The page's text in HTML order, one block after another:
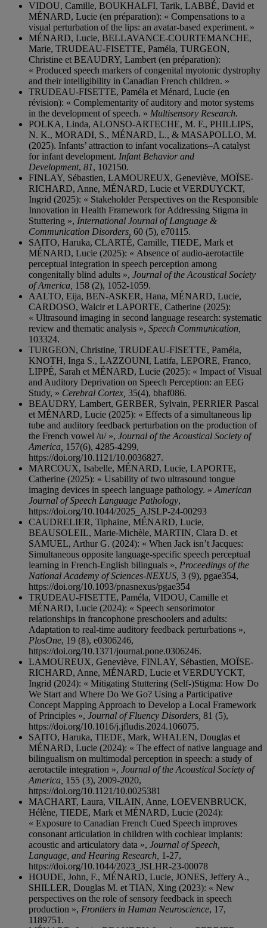
VIDOU, Camille, BOUKHALFI, Tarik, LABBÉ, David et
MÉNARD, Lucie (en préparation): « Compensations to a
visual perturbation of the lips: an avatar-based experiment. »
MÉNARD, Lucie, BELLAVANCE-COURTEMANCHE,
Marie, TRUDEAU-FISETTE, Paméla, TURGEON,
Christine et BEAUDRY, Lambert (en préparation):
« Produced speech markers of congenital myotonic dystrophy
and their intelligibility in Canadian French children. »
TRUDEAU-FISETTE, Paméla et Ménard, Lucie (en
révision): « Complementarity of auditory and motor systems
in the development of speech. » Multisensory Research.
POLKA, Linda, ALONSO-ARTECHE, M. F., PHILLIPS,
N. K., MORADI, S., MÉNARD, L., & MASAPOLLO, M.
(2025). Infants’ attraction to infant vocalizations–A catalyst
for infant development. Infant Behavior and
Development, 81, 102150.
FINLAY, Sébastien, LAMOUREUX, Geneviève, MOÏSE-
RICHARD, Anne, MÉNARD, Lucie et VERDUYCKT,
Ingrid (2025): « Stakeholder Perspectives on the Responsible
Innovation in Health Framework for Addressing Stigma in
Stuttering », International Journal of Language &
Communication Disorders, 60 (5), e70115.
SAITO, Haruka, CLARTÉ, Camille, TIEDE, Mark et
MÉNARD, Lucie (2025): « Absence of audio-aerotactile
perceptual integration in speech perception among
congenitally blind adults », Journal of the Acoustical Society
of America, 158 (2), 1052-1059.
AALTO, Eija, BEN-ASKER, Hana, MÉNARD, Lucie,
CARDOSO, Walcir et LAPORTE, Catherine (2025):
« Ultrasound imaging in second language research: systematic
review and thematic analysis », Speech Communication,
103324.
TURGEON, Christine, TRUDEAU-FISETTE, Paméla,
KNOTH, Inga S., LAZZOUNI, Latifa, LEPORE, Franco,
LIPPÉ, Sarah et MÉNARD, Lucie (2025): « Impact of Visual
and Auditory Deprivation on Speech Perception: an EEG
Study, » Cerebral Cortex, 35(4), bhaf086.
BEAUDRY, Lambert, GERBER, Sylvain, PERRIER Pascal
et MÉNARD, Lucie (2025): « Effects of a simultaneous lip
tube and auditory feedback perturbation on the production of
the French vowel /u/ », Journal of the Acoustical Society of
America, 157(6), 4285-4299,
https://doi.org/10.1121/10.0036827.
MARCOUX, Isabelle, MÉNARD, Lucie, LAPORTE,
Catherine (2025): « Usability of two ultrasound tongue
imaging devices in speech language pathology. » American
Journal of Speech Language Pathology,
https://doi.org/10.1044/2025_AJSLP-24-00293
CAUDRELIER, Tiphaine, MÉNARD, Lucie,
BEAUSOLEIL, Marie-Michèle, MARTIN, Clara D. et
SAMUEL, Arthur G. (2024): « When Jack isn’t Jacques:
Simultaneous opposite language-specific speech perceptual
learning in French-English bilinguals », Proceedings of the
National Academy of Sciences-NEXUS, 3 (9), pgae354,
https://doi.org/10.1093/pnasnexus/pgae354
TRUDEAU-FISETTE, Paméla, VIDOU, Camille et
MÉNARD, Lucie (2024): « Speech sensorimotor
relationships in francophone preschoolers and adults:
Adaptation to real-time auditory feedback perturbations »,
PlosOne, 19 (8), e0306246,
https://doi.org/10.1371/journal.pone.0306246.
LAMOUREUX, Geneviève, FINLAY, Sébastien, MOÏSE-
RICHARD, Anne, MÉNARD, Lucie et VERDUYCKT,
Ingrid (2024): « Mitigating Stuttering (Self-)Stigma: How Do
We Start and Where Do We Go? Using a Participative
Concept Mapping Approach to Develop a Local Framework
of Principles », Journal of Fluency Disorders, 81 (5),
https://doi.org/10.1016/j.jfludis.2024.106075.
SAITO, Haruka, TIEDE, Mark, WHALEN, Douglas et
MÉNARD, Lucie (2024): « The effect of native language and
bilingualism on multimodal perception in speech: a study of
aerotactile integration », Journal of the Acoustical Society of
America, 155 (3), 2009-2020,
https://doi.org/10.1121/10.0025381
MACHART, Laura, VILAIN, Anne, LOEVENBRUCK,
Hélène, TIEDE, Mark et MÉNARD, Lucie (2024):
« Exposure to Canadian French Cued Speech improves
consonant articulation in children with cochlear implants:
acoustic and articulatory data », Journal of Speech,
Language, and Hearing Research, 1-27,
https://doi.org/10.1044/2023_JSLHR-23-00078
HOUDE, John, F., MÉNARD, Lucie, JONES, Jeffery A.,
SHILLER, Douglas M. et TIAN, Xing (2023): « New
perspectives on the role of sensory feedback in speech
production », Frontiers in Human Neuroscience, 17,
1189751.